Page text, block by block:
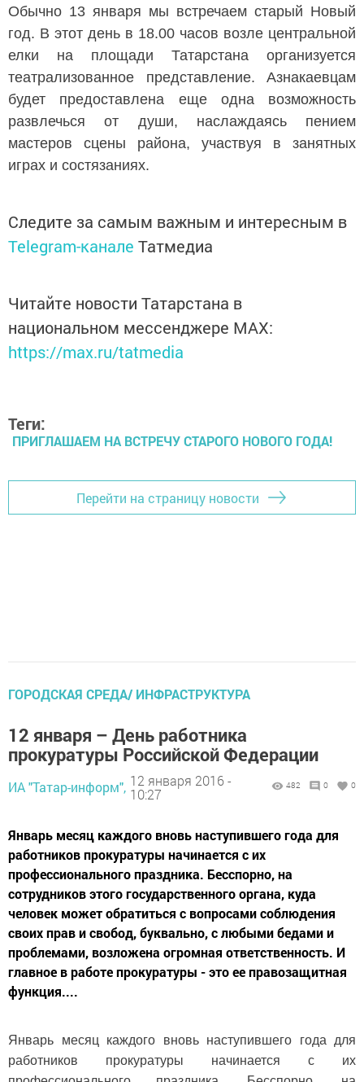
Обычно 13 января мы встречаем старый Новый
год. В этот день в 18.00 часов возле центральной
елки на площади Татарстана организуется
театрализованное представление. Азнакаевцам
будет предоставлена еще одна возможность
развлечься от души, наслаждаясь пением
мастеров сцены района, участвуя в занятных
играх и состязаниях.
Следите за самым важным и интересным в
Telegram-канале Татмедиа
Читайте новости Татарстана в
национальном мессенджере MАХ:
https://max.ru/tatmedia
Теги:
ПРИГЛАШАЕМ НА ВСТРЕЧУ СТАРОГО НОВОГО ГОДА!
Перейти на страницу новости
ГОРОДСКАЯ СРЕДА/ ИНФРАСТРУКТУРА
12 января – День работника
прокуратуры Российской Федерации
ИА "Татар-информ", 12 января 2016 -
10:27
482 0 0
Январь месяц каждого вновь наступившего года для
работников прокуратуры начинается с их
профессионального праздника. Бесспорно, на
сотрудников этого государственного органа, куда
человек может обратиться с вопросами соблюдения
своих прав и свобод, буквально, с любыми бедами и
проблемами, возложена огромная ответственность. И
главное в работе прокуратуры - это ее правозащитная
функция....
Январь месяц каждого вновь наступившего года для
работников прокуратуры начинается с их